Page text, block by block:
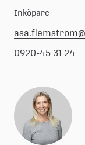
Inköpare
0920-45 31 24